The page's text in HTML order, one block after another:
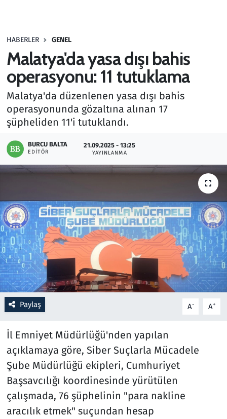
HABERLER GENEL
Malatya'da yasa dışı bahis
operasyonu: 11 tutuklama
Malatya'da düzenlenen yasa dışı bahis
operasyonunda gözaltına alınan 17
şüpheliden 11'i tutuklandı.
BURCU BALTA
EDITÖR
21.09.2025 - 13:25
YAYINLANMA
Paylaş A- A+
İl Emniyet Müdürlüğü'nden yapılan
açıklamaya göre, Siber Suçlarla Mücadele
Şube Müdürlüğü ekipleri, Cumhuriyet
Başsavcılığı koordinesinde yürütülen
çalışmada, 76 şüphelinin "para nakline
aracılık etmek" suçundan hesap
Haber
Kültür Sanat
Kurumsal Haberler
Lezzet Durağı
Memur ve Kamu
Otomobil
Oyun
Ramazan
Resmi İlanlar
Rüya Tabirleri
Sağlık
Savunma Sanayi
Seçim 2023
Spor
Teknoloji ve Bilim